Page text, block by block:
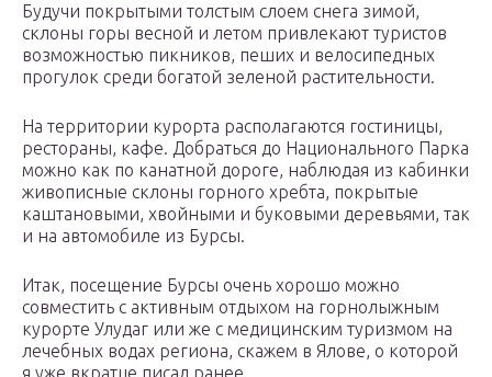
Будучи покрытыми толстым слоем снега зимой,
склоны горы весной и летом привлекают туристов
возможностью пикников, пеших и велосипедных
прогулок среди богатой зеленой растительности.
На территории курорта располагаются гостиницы,
рестораны, кафе. Добраться до Национального Парка
можно как по канатной дороге, наблюдая из кабинки
живописные склоны горного хребта, покрытые
каштановыми, хвойными и буковыми деревьями, так
и на автомобиле из Бурсы.
Итак, посещение Бурсы очень хорошо можно
совместить с активным отдыхом на горнолыжным
курорте Улудаг или же с медицинским туризмом на
лечебных водах региона, скажем в Ялове, о которой
я уже вкратце писал ранее.